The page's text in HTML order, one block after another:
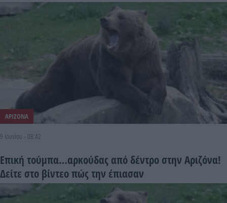
ΑΡΙΖΟΝΑ
9 Ιουνίου - 08:42
Επική τούμπα…αρκούδας από δέντρο στην Αριζόνα!
Δείτε στο βίντεο πώς την έπιασαν